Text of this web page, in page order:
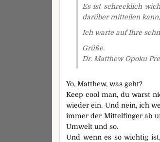
Es ist schrecklich
darüber mitteilen
Ich warte auf Ihre
Grüße.
Dr. Matthew Opoku
Yo, Matthew, was geht?
Keep cool man, du warst
wieder ein. Und nein, ich
immer der Mittelfinger ab
Umwelt und so.
Und wenn es so wichtig